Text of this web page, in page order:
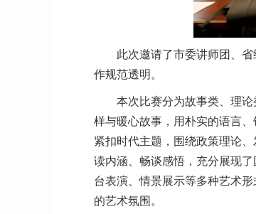
此次邀请了市委讲师团、
作规范透明。
本次比赛分为故事类、理
样与暖心故事，用朴实的语言
紧扣时代主题，围绕政策理论
读内涵、畅谈感悟，充分展现
台表演、情景展示等多种艺术
的艺术氛围。